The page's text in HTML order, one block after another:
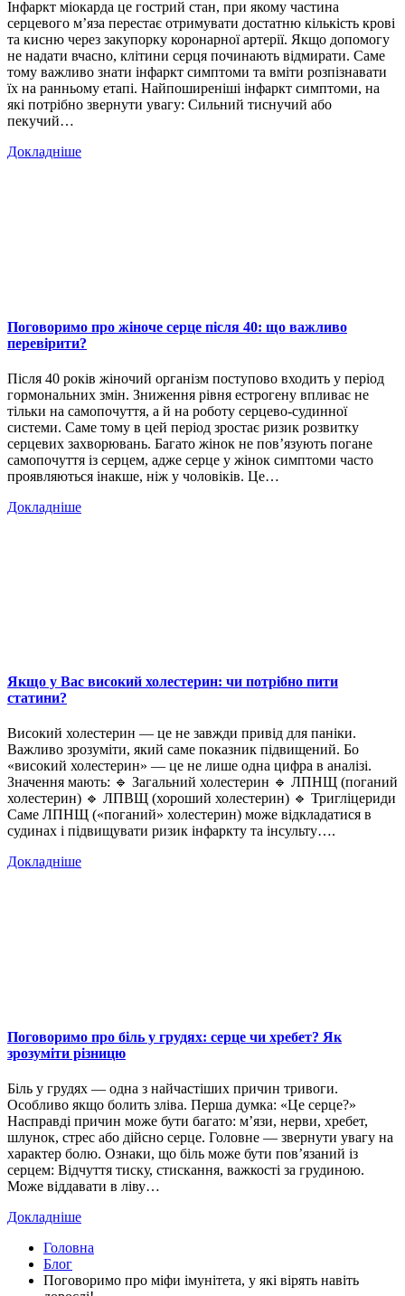
Інфаркт міокарда це гострий стан, при якому частина
серцевого м’яза перестає отримувати достатню кількість крові
та кисню через закупорку коронарної артерії. Якщо допомогу
не надати вчасно, клітини серця починають відмирати. Саме
тому важливо знати інфаркт симптоми та вміти розпізнавати
їх на ранньому етапі. Найпоширеніші інфаркт симптоми, на
які потрібно звернути увагу: Сильний тиснучий або
пекучий…
Докладніше
Поговоримо про жіноче серце після 40: що важливо
перевірити?
Після 40 років жіночий організм поступово входить у період
гормональних змін. Зниження рівня естрогену впливає не
тільки на самопочуття, а й на роботу серцево-судинної
системи. Саме тому в цей період зростає ризик розвитку
серцевих захворювань. Багато жінок не пов’язують погане
самопочуття із серцем, адже серце у жінок симптоми часто
проявляються інакше, ніж у чоловіків. Це…
Докладніше
Якщо у Вас високий холестерин: чи потрібно пити
статини?
Високий холестерин — це не завжди привід для паніки.
Важливо зрозуміти, який саме показник підвищений. Бо
«високий холестерин» — це не лише одна цифра в аналізі.
Значення мають: 🔹 Загальний холестерин 🔹 ЛПНЩ (поганий
холестерин) 🔹 ЛПВЩ (хороший холестерин) 🔹 Тригліцериди
Саме ЛПНЩ («поганий» холестерин) може відкладатися в
судинах і підвищувати ризик інфаркту та інсульту….
Докладніше
Поговоримо про біль у грудях: серце чи хребет? Як
зрозуміти різницю
Біль у грудях — одна з найчастіших причин тривоги.
Особливо якщо болить зліва. Перша думка: «Це серце?»
Насправді причин може бути багато: м’язи, нерви, хребет,
шлунок, стрес або дійсно серце. Головне — звернути увагу на
характер болю. Ознаки, що біль може бути пов’язаний із
серцем: Відчуття тиску, стискання, важкості за грудиною.
Може віддавати в ліву…
Докладніше
Головна
Блог
Поговоримо про міфи імунітета, у які вірять навіть